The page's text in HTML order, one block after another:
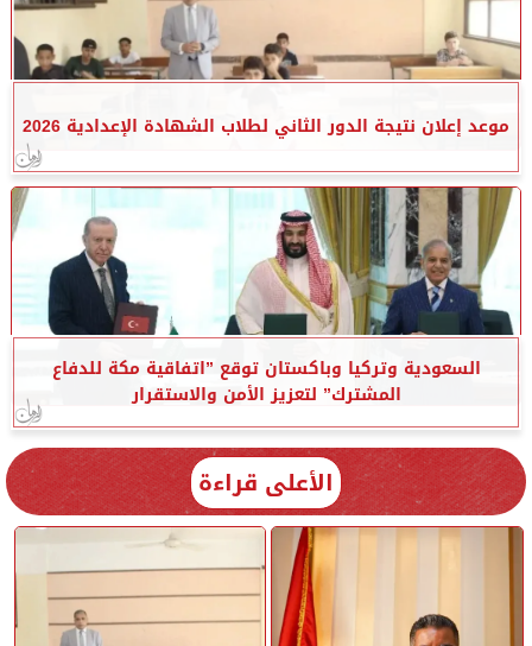
موعد إعلان نتيجة الدور الثاني لطلاب الشهادة الإعدادية 2026
السعودية وتركيا وباكستان توقع ”اتفاقية مكة للدفاع
المشترك” لتعزيز الأمن والاستقرار
الأعلى قراءة